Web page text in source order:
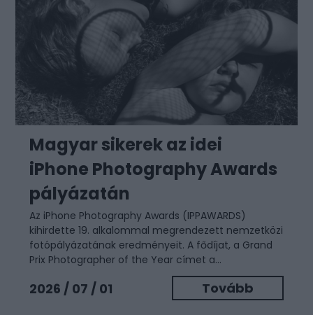
Magyar sikerek az idei
iPhone Photography Awards
pályázatán
Az iPhone Photography Awards (IPPAWARDS)
kihirdette 19. alkalommal megrendezett nemzetközi
fotópályázatának eredményeit. A fődíjat, a Grand
Prix Photographer of the Year címet a...
2026 / 07 / 01 Tovább